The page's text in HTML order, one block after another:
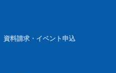
資料請求・イベント申込